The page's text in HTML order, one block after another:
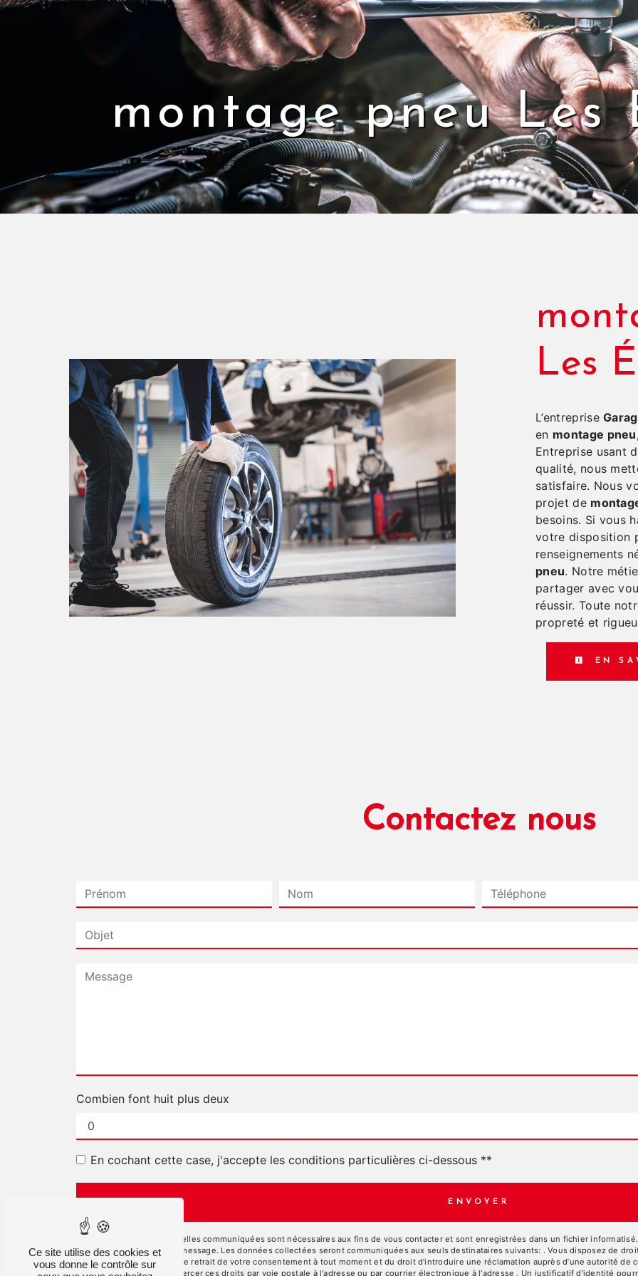
montage pneu Les
Les
L’entreprise
en montage pneu
Entreprise usant
qualité, nous
satisfaire. Nous
projet de
besoins. Si vous
votre disposition
renseignements
pneu. Notre
partager avec
réussir. Toute
propreté et
EN
Contactez nous
Combien font huit plus deux
En cochant cette case, j'accepte les conditions particulières ci-dessous **
ENVOYER
** Les données personnelles communiquées sont nécessaires aux fins de vous contacter et sont enregistrées dans un fichier
but de répondre à votre message. Les données collectées seront communiquées aux seuls destinataires suivants: . Vous disposez de
limitation, d’opposition, de retrait de votre consentement à tout moment et du droit d’introduire une réclamation auprès d’une autorité de
mortem. Vous pouvez exercer ces droits par voie postale à l'adresse ou par courrier électronique à l'adresse . Un justificatif d'identité
Panneau de gestion des cookies
Ce site utilise des cookies et
vous donne le contrôle sur